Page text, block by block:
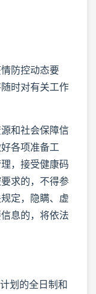
防控动态要
时对有关工作
和社会保障信
各项准备工
，接受健康码
求的，不得参
定，隐瞒、虚
息的，将依法
划的全日制和